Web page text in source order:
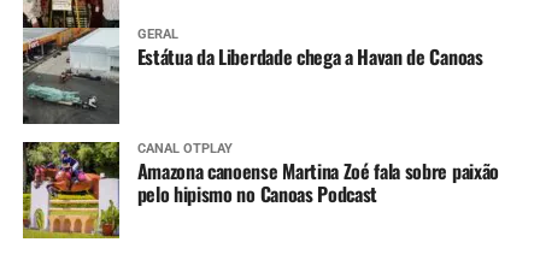
GERAL
Estátua da Liberdade chega a Havan de Canoas
CANAL OTPLAY
Amazona canoense Martina Zoé fala sobre paixão
pelo hipismo no Canoas Podcast